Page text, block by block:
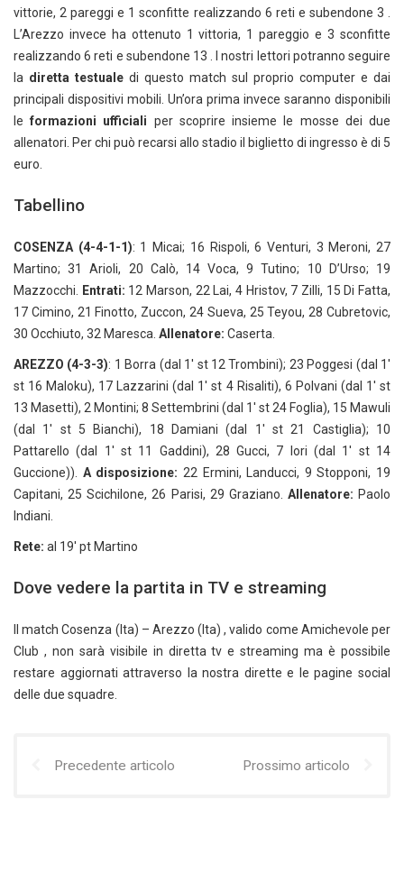
vittorie, 2 pareggi e 1 sconfitte realizzando 6 reti e subendone 3 .
L’Arezzo invece ha ottenuto 1 vittoria, 1 pareggio e 3 sconfitte
realizzando 6 reti e subendone 13 . I nostri lettori potranno seguire
la diretta testuale di questo match sul proprio computer e dai
principali dispositivi mobili. Un’ora prima invece saranno disponibili
leformazioni ufficiali per scoprire insieme le mosse dei due
allenatori. Per chi può recarsi allo stadio il biglietto di ingresso è di 5
euro.
Tabellino
COSENZA (4-4-1-1): 1 Micai; 16 Rispoli, 6 Venturi, 3 Meroni, 27
Martino; 31 Arioli, 20 Calò, 14 Voca, 9 Tutino; 10 D’Urso; 19
Mazzocchi. Entrati: 12 Marson, 22 Lai, 4 Hristov, 7 Zilli, 15 Di Fatta,
17 Cimino, 21 Finotto, Zuccon, 24 Sueva, 25 Teyou, 28 Cubretovic,
30 Occhiuto, 32 Maresca. Allenatore: Caserta.
AREZZO (4-3-3): 1 Borra (dal 1′ st 12 Trombini); 23 Poggesi (dal 1′
st 16 Maloku), 17 Lazzarini (dal 1′ st 4 Risaliti), 6 Polvani (dal 1′ st
13 Masetti), 2 Montini; 8 Settembrini (dal 1′ st 24 Foglia), 15 Mawuli
(dal 1′ st 5 Bianchi), 18 Damiani (dal 1′ st 21 Castiglia); 10
Pattarello (dal 1′ st 11 Gaddini), 28 Gucci, 7 Iori (dal 1′ st 14
Guccione)). A disposizione: 22 Ermini, Landucci, 9 Stopponi, 19
Capitani, 25 Scichilone, 26 Parisi, 29 Graziano. Allenatore: Paolo
Indiani.
Rete: al 19′ pt Martino
Dove vedere la partita in TV e streaming
Il match Cosenza (Ita) – Arezzo (Ita) , valido come Amichevole per
Club , non sarà visibile in diretta tv e streaming ma è possibile
restare aggiornati attraverso la nostra dirette e le pagine social
delle due squadre.
Precedente articolo Prossimo articolo